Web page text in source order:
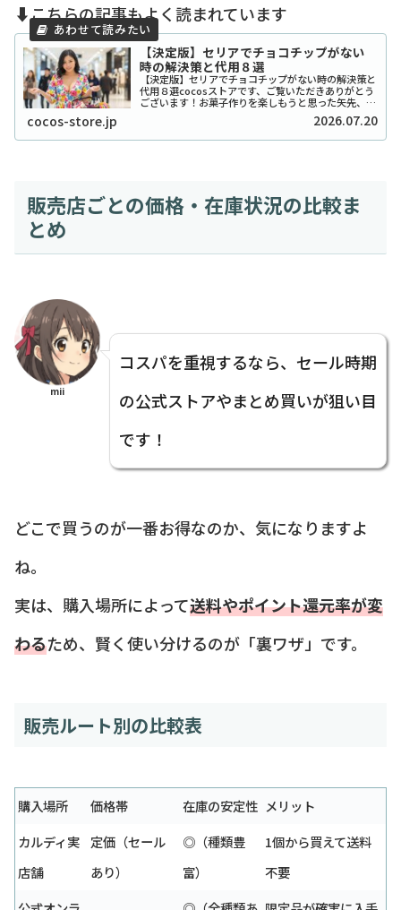
⬇️こちらの記事もよく読まれています
【決定版】セリアでチョコチップがない
時の解決策と代用８選
【決定版】セリアでチョコチップがない時の解決策と
代用８選cocosストアです、ご覧いただきありがとう
ございます！お菓子作りを楽しもうと思った矢先、セ
リアでチョコチップが「ない！」と困ったことはあり
ませんか？実は私も、クッキーを焼こうとした日...
cocos-store.jp 2026.07.20
販売店ごとの価格・在庫状況の比較ま
とめ
mii
コスパを重視するなら、セール時期
の公式ストアやまとめ買いが狙い目
です！
どこで買うのが一番お得なのか、気になりますよ
ね。
実は、購入場所によって送料やポイント還元率が変
わるため、賢く使い分けるのが「裏ワザ」です。
販売ルート別の比較表
購入場所 価格帯 在庫の安定性 メリット
カルディ実
店舗
定価（セール
あり）
◎（種類豊
富）
1個から買えて送料
不要